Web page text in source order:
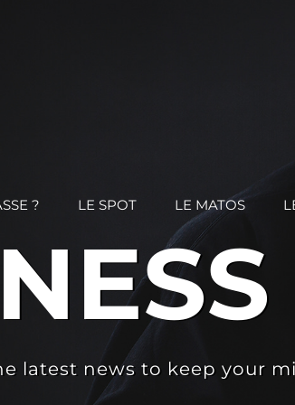
? LE SPOT LE MATOS
latest news to keep your